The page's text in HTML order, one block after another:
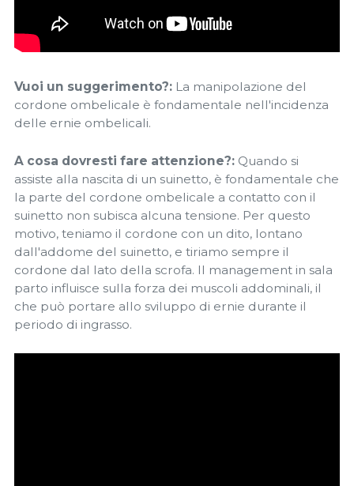
Vuoi un suggerimento?: La manipolazione del
cordone ombelicale è fondamentale nell'incidenza
delle ernie ombelicali.
A cosa dovresti fare attenzione?: Quando si
assiste alla nascita di un suinetto, è fondamentale che
la parte del cordone ombelicale a contatto con il
suinetto non subisca alcuna tensione. Per questo
motivo, teniamo il cordone con un dito, lontano
dall'addome del suinetto, e tiriamo sempre il
cordone dal lato della scrofa. Il management in sala
parto influisce sulla forza dei muscoli addominali, il
che può portare allo sviluppo di ernie durante il
periodo di ingrasso.